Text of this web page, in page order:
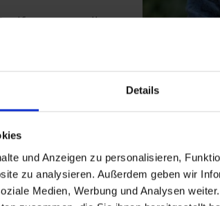
Details
und Anzeigen zu personalisieren,
zu analysieren. Außerdem geben wir
Medien, Werbung und Analysen
zu erstellen,
dass es
zu machen,
Was
Umgang mit der
am Arbeitsmarkt?
Beruf, bei dem KI
Berufsgruppen
Thomas Rihl
nutzen.